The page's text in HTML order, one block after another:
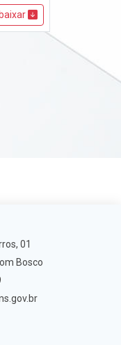
baixar
01
Bosco